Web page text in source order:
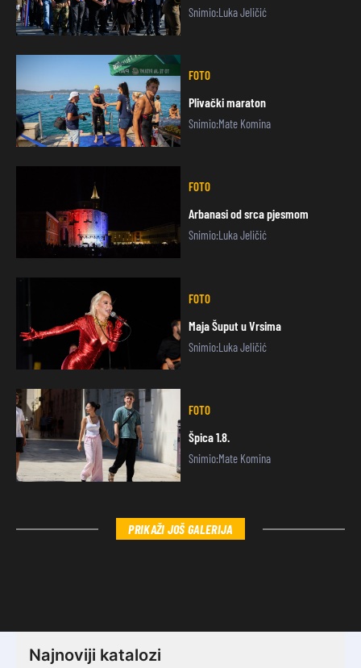
Snimio:Luka Jeličić
FOTO
Plivački maraton
Snimio:Mate Komina
FOTO
Arbanasi od srca pjesmom
Snimio:Luka Jeličić
FOTO
Maja Šuput u Vrsima
Snimio:Luka Jeličić
FOTO
Špica 1.8.
Snimio:Mate Komina
PRIKAŽI JOŠ GALERIJA